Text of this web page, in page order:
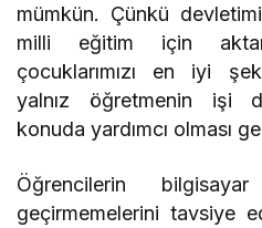
mümkün. Çünkü
milli eğitim için
çocuklarımızı en iyi
yalnız öğretmenin işi
konuda yardımcı olması
Öğrencilerin
geçirmemelerini tavsiye